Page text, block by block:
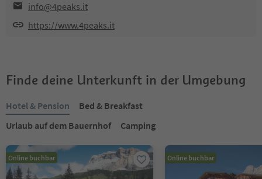
info@4peaks.it
https://www.4peaks.it
Finde deine Unterkunft in der Umgebung
Hotel & Pension
Bed & Breakfast
Urlaub auf dem Bauernhof
Camping
Online buchbar Online buchbar